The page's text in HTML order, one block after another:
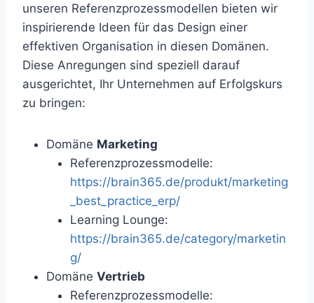
unseren Referenzprozessmodellen bieten wir
inspirierende Ideen für das Design einer
effektiven Organisation in diesen Domänen.
Diese Anregungen sind speziell darauf
ausgerichtet, Ihr Unternehmen auf Erfolgskurs
zu bringen:
Domäne Marketing
Referenzprozessmodelle:
https://brain365.de/produkt/marketing
_best_practice_erp/
Learning Lounge:
https://brain365.de/category/marketin
g/
Domäne Vertrieb
Referenzprozessmodelle: